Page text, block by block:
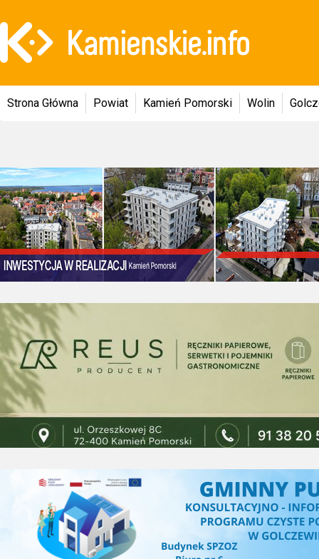
Strona Główna Powiat Kamień Pomorski Wolin